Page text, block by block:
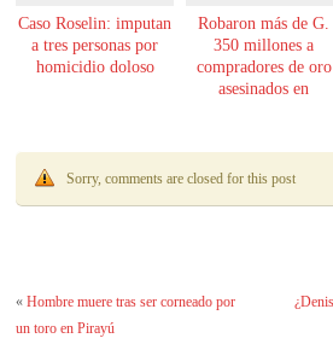
Caso Roselin: imputan
a tres personas por
homicidio doloso
Robaron más de G.
350 millones a
compradores de oro
asesinados en
Sorry, comments are closed for this post
«Hombre muere tras ser corneado por
un toro en Pirayú